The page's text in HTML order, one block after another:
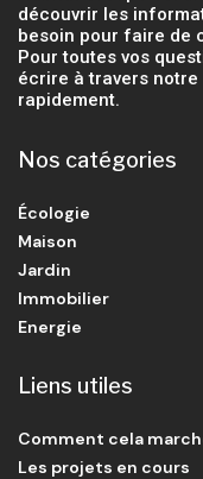
découvrir les
besoin pour faire de
Pour toutes vos
écrire à travers
rapidement.
Nos catégories
Écologie
Maison
Jardin
Immobilier
Energie
Liens utiles
Comment cela
Les projets en cours